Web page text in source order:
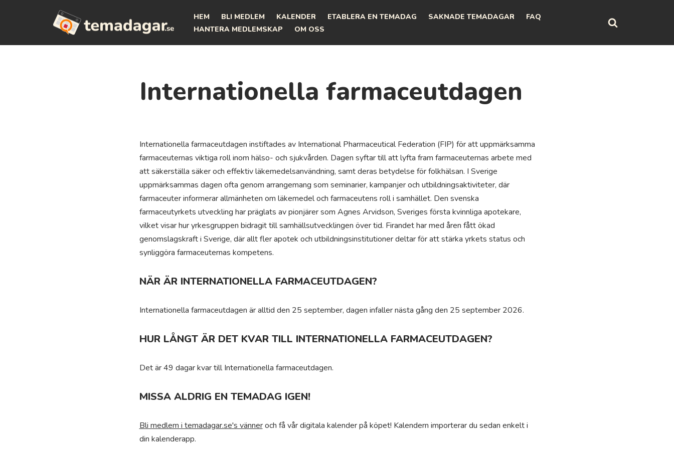
HEM BLI MEDLEM KALENDER ETABLERA EN TEMADAG SAKNADE TEMADAGAR
FAQ
HANTERA MEDLEMSKAP
OM OSS
Internationella farmaceutdagen
Internationella farmaceutdagen instiftades av International Pharmaceutical Federation (FIP) för att uppmärksamma
farmaceuternas viktiga roll inom hälso- och sjukvården. Dagen syftar till att lyfta fram farmaceuternas arbete med
att säkerställa säker och effektiv läkemedelsanvändning, samt deras betydelse för folkhälsan. I Sverige
uppmärksammas dagen ofta genom arrangemang som seminarier, kampanjer och utbildningsaktiviteter, där
farmaceuter informerar allmänheten om läkemedel och farmaceutens roll i samhället. Den svenska
farmaceutyrkets utveckling har präglats av pionjärer som Agnes Arvidson, Sveriges första kvinnliga apotekare,
vilket visar hur yrkesgruppen bidragit till samhällsutvecklingen över tid. Firandet har med åren fått ökad
genomslagskraft i Sverige, där allt fler apotek och utbildningsinstitutioner deltar för att stärka yrkets status och
synliggöra farmaceuternas kompetens.
NÄR ÄR INTERNATIONELLA FARMACEUTDAGEN?
Internationella farmaceutdagen är alltid den 25 september, dagen infaller nästa gång den 25 september 2026.
HUR LÅNGT ÄR DET KVAR TILL INTERNATIONELLA FARMACEUTDAGEN?
Det är 49 dagar kvar till Internationella farmaceutdagen.
MISSA ALDRIG EN TEMADAG IGEN!
Bli medlem i temadagar.se's vänneroch få vår digitala kalender på köpet! Kalendern importerar du sedan enkelt i
din kalenderapp.